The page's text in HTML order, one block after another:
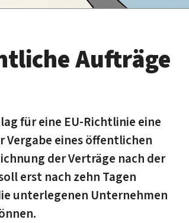
Aufträge
für eine EU-Richtlinie eine
Vergabe eines öffentlichen
der Verträge nach der
erst nach zehn Tagen
unterlegenen Unternehmen